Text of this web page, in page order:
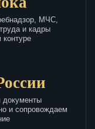
МЧС,
и кадры
контуре
документы
и сопровождаем